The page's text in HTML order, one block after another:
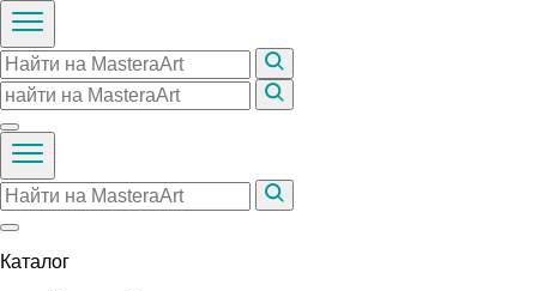
Каталог